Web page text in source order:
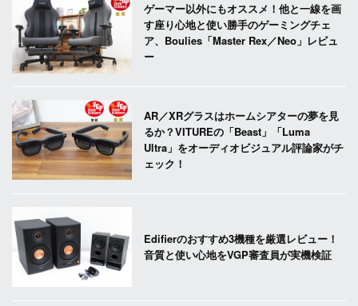
ゲーマー以外にもオススメ！他と一線を画
す座り心地と使い勝手のゲーミングチェ
ア、Boulies「Master Rex／Neo」レビュ
ー
AR／XRグラスはホームシアターの夢を見
るか？VITUREの「Beast」「Luma
Ultra」をオーディオビジュアル評論家がチ
ェック！
Edifierのおすすめ3機種を厳選レビュー！
音質と使い心地をVGP審査員が実機検証